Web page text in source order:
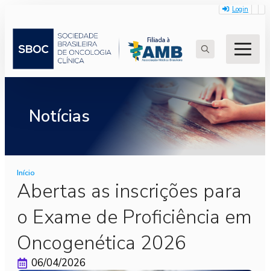
Login
for:
Notícias
Início
Abertas as inscrições para
o Exame de Proficiência em
Oncogenética 2026
06/04/2026